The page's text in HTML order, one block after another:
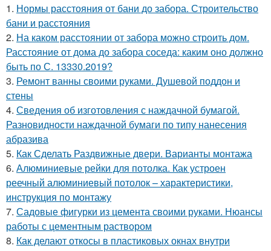
1. Нормы расстояния от бани до забора. Строительство
бани и расстояния
2. На каком расстоянии от забора можно строить дом.
Расстояние от дома до забора соседа: каким оно должно
быть по С. 13330.2019?
3. Ремонт ванны своими руками. Душевой поддон и
стены
4. Сведения об изготовления с наждачной бумагой.
Разновидности наждачной бумаги по типу нанесения
абразива
5. Как Сделать Раздвижные двери. Варианты монтажа
6. Алюминиевые рейки для потолка. Как устроен
реечный алюминиевый потолок – характеристики,
инструкция по монтажу
7. Садовые фигурки из цемента своими руками. Нюансы
работы с цементным раствором
8. Как делают откосы в пластиковых окнах внутри